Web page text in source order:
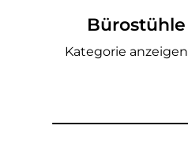
Bürostühle
Kategorie anzeigen